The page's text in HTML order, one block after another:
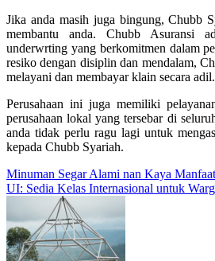
Jika anda masih juga bingung, Chubb
membantu anda. Chubb Asuransi
underwrting yang berkomitmen dalam
resiko dengan disiplin dan mendalam,
melayani dan membayar klain secara adil.
Perusahaan ini juga memiliki
perusahaan lokal yang tersebar di
anda tidak perlu ragu lagi untuk
kepada Chubb Syariah.
Post
navigation
Minuman Segar Alami nan Kaya Manfaat
UI: Sedia Kelas Internasional untuk